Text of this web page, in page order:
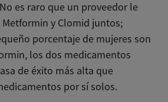
es raro que un proveedor le
y Clomid juntos;
porcentaje de mujeres son
los dos medicamentos
de éxito más alta que
por sí solos.